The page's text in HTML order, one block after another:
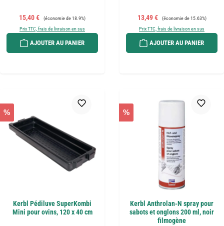
Prix de vente :
15,40 € Prix régulier :
(économie de 18.9%)
Prix TTC, frais de livraison en sus
AJOUTER AU PANIER
Prix de vente :
13,49 € Prix régulier :
(économie de 15.63%)
Prix TTC, frais de livraison en sus
AJOUTER AU PANIER
%
Kerbl Pédiluve SuperKombi
Mini pour ovins, 120 x 40 cm
%
Kerbl Anthrolan-N spray pour
sabots et onglons 200 ml, noir
filmogène